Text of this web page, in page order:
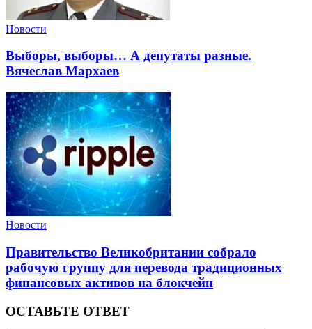
Новости
Выборы, выборы… А депутаты разные.
Вячеслав Мархаев
Новости
Правительство Великобритании собрало
рабочую группу для перевода традиционных
финансовых активов на блокчейн
ОСТАВЬТЕ ОТВЕТ